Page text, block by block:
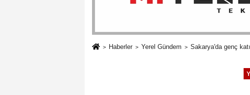
Haberler Yerel Gündem Sakarya'da genç